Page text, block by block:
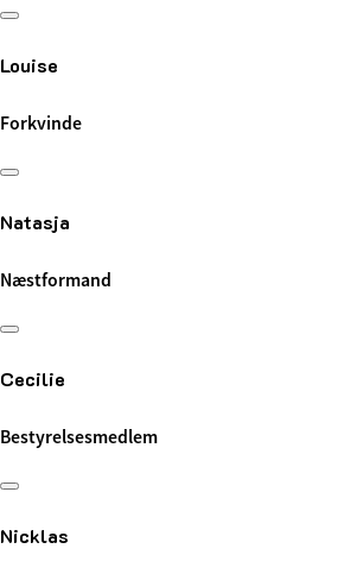
Louise
Forkvinde
Natasja
Næstformand
Cecilie
Bestyrelsesmedlem
Nicklas